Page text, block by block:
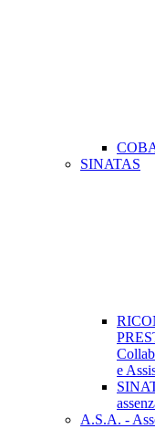
SINATAS
e
A.S.A. -